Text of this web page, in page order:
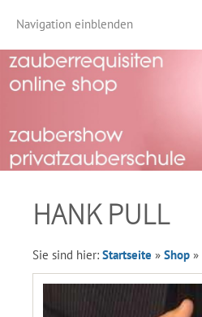
Navigation einblenden
HANK PULL
Sie sind hier: Startseite » Shop »